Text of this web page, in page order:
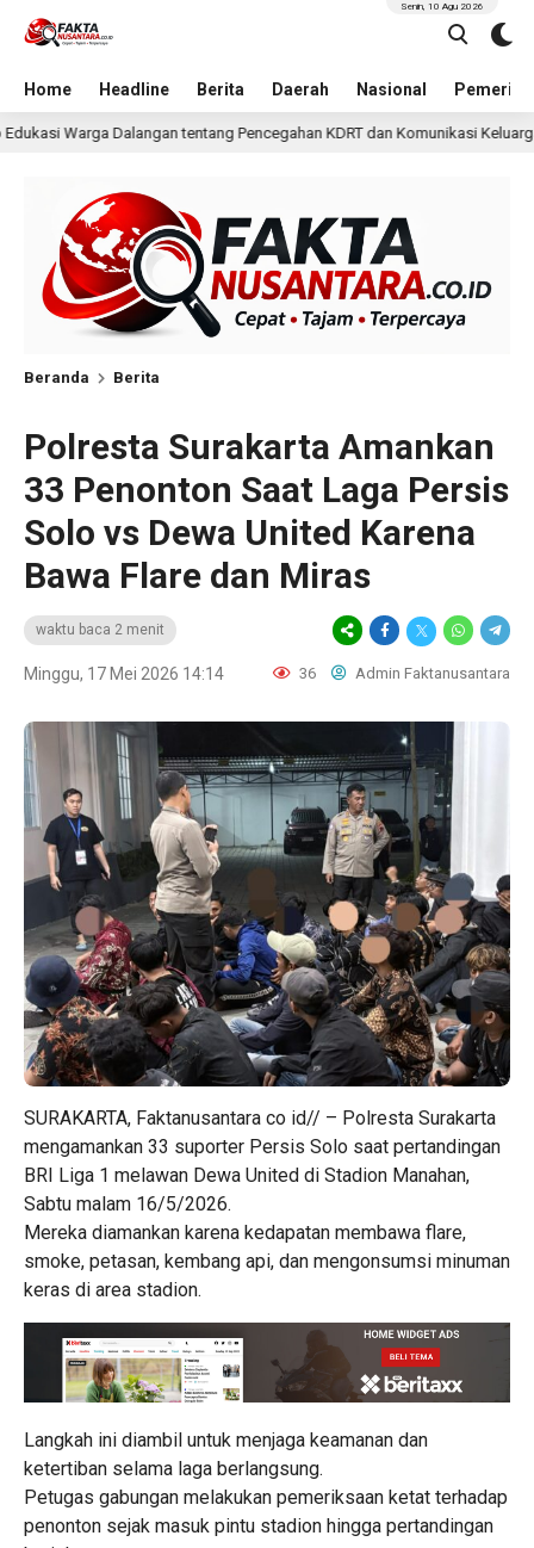
Home Headline Berita Daerah Nasional
Senin, 10 Agu 2026
Pencegahan KDRT dan Komunikasi Keluarga 2 hari lalu KKN
Beranda Berita
Polresta Surakarta Amankan
33 Penonton Saat Laga Persis
Solo vs Dewa United Karena
Bawa Flare dan Miras
waktu baca 2 menit
Minggu, 17 Mei 2026 14:14 36 Admin Faktanusantara
SURAKARTA, Faktanusantara co id// – Polresta Surakarta
mengamankan 33 suporter Persis Solo saat pertandingan
BRI Liga 1 melawan Dewa United di Stadion Manahan,
Sabtu malam 16/5/2026.
Mereka diamankan karena kedapatan membawa flare,
smoke, petasan, kembang api, dan mengonsumsi minuman
keras di area stadion.
Langkah ini diambil untuk menjaga keamanan dan
ketertiban selama laga berlangsung.
Petugas gabungan melakukan pemeriksaan ketat terhadap
penonton sejak masuk pintu stadion hingga pertandingan